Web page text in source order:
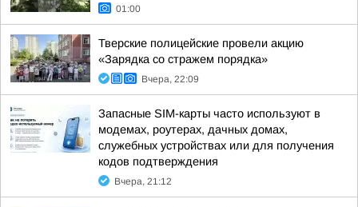
01:00
Тверские полицейские провели акцию
«Зарядка со стражем порядка»
Вчера, 22:09
Запасные SIM-карты часто используют в
модемах, роутерах, дачных домах,
служебных устройствах или для получения
кодов подтверждения
Вчера, 21:12